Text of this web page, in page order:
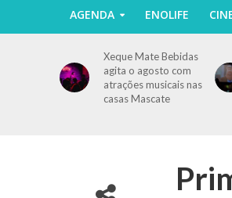
AGENDA ENOLIFE
Xeque Mate Bebidas
agita o agosto com
atrações musicais nas
casas Mascate